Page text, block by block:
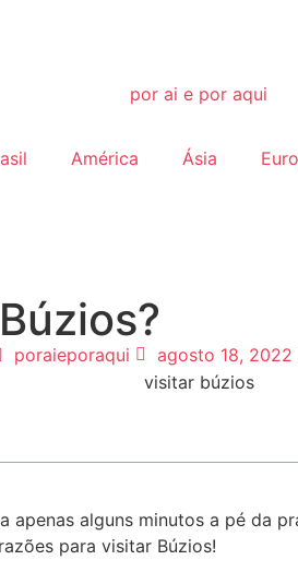
América Ásia
poraieporaqui agosto 18, 2022
apenas alguns minutos a pé da
para visitar Búzios!